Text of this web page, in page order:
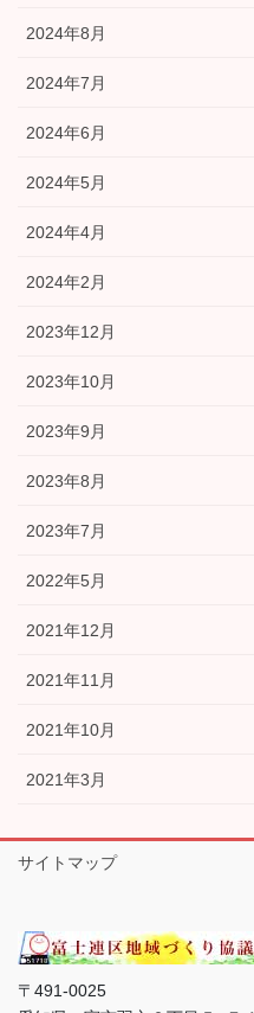
2024年8月
2024年7月
2024年6月
2024年5月
2024年4月
2024年2月
2023年12月
2023年10月
2023年9月
2023年8月
2023年7月
2022年5月
2021年12月
2021年11月
2021年10月
2021年3月
サイトマップ
〒491-0025